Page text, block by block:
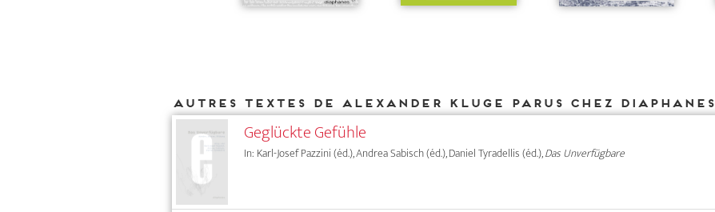
Autres textes de Alexander Kluge parus chez DIAPHANES
Geglückte Gefühle
In: Karl-Josef Pazzini (éd.), Andrea Sabisch (éd.), Daniel Tyradellis (éd.),Das Unverfügbare